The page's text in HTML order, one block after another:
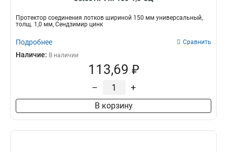
Протектор соединения лотков шириной 150 мм универсальный,
толщ. 1,0 мм, Сендзимир цинк
Подробнее Сравнить
Наличие: В наличии
113,69 ₽
– +
В корзину